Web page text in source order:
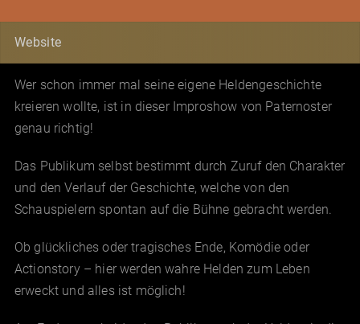
Website
Wer schon immer mal seine eigene Heldengeschichte
kreieren wollte, ist in dieser Improshow von Paternoster
genau richtig!
Das Publikum selbst bestimmt durch Zuruf den Charakter
und den Verlauf der Geschichte, welche von den
Schauspielern spontan auf die Bühne gebracht werden.
Ob glückliches oder tragisches Ende, Komödie oder
Actionstory – hier werden wahre Helden zum Leben
erweckt und alles ist möglich!